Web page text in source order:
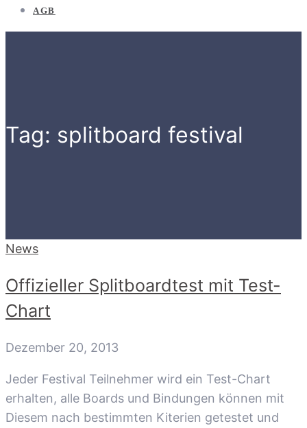
AGB
Tag: splitboard festival
News
Offizieller Splitboardtest mit Test-
Chart
Dezember 20, 2013
Jeder Festival Teilnehmer wird ein Test-Chart
erhalten, alle Boards und Bindungen können mit
Diesem nach bestimmten Kiterien getestet und